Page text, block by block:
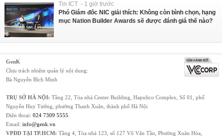
Tin ICT - 1 giờ trước
Phó Giám đốc NIC giải thích: Không còn bình chọn, hạng
mục Nation Builder Awards sẽ được đánh giá thế nào?
GenK
Chịu trách nhiệm quản lý nội dung:
Bà Nguyễn Bích Minh
TRỤ SỞ HÀ NỘI: Tầng 22, Tòa nhà Center Building, Hapulico Complex, Số 01, phố
Nguyễn Huy Tưởng, phường Thanh Xuân, thành phố Hà Nội
Điện thoại: 024 7309 5555
Email: info@genk.vn
VPĐD TẠI TP.HCM: Tầng 4, Tòa nhà 123, số 127 Võ Văn Tần, Phường Xuân Hòa,